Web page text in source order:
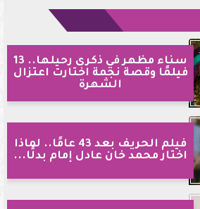
سناء مظهر في ذكرى رحيلها.. 13
فيلمًا وقصة نجمة اختارت اعتزال
الشهرة
فيلم الحريف بعد 43 عامًا.. لماذا
اختار محمد خان عادل إمام بدلًا...